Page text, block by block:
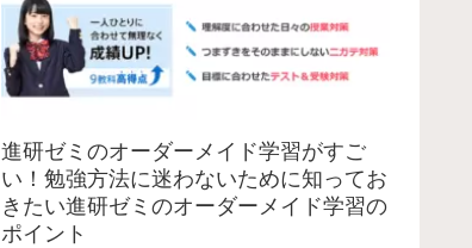
進研ゼミのオーダーメイド学習がすご
い！勉強方法に迷わないために知ってお
きたい進研ゼミのオーダーメイド学習の
ポイント